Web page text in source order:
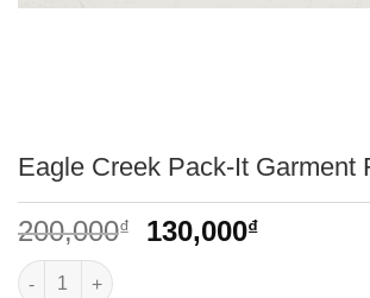
Eagle Creek Pack-It Garment
200,000₫
Giá
130,000₫Giá
Eagle Creek Pack-It Garment Folder Small